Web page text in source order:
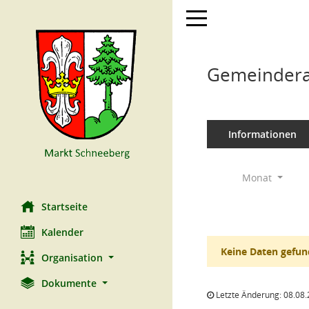
Startseite
Kalender
Organisation
Dokumente
Toggle navigation
Informationen
Monat
Keine Daten
Letzte Änderung: